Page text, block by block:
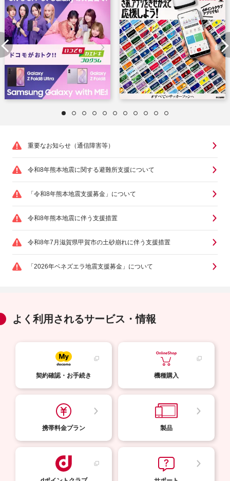
重要なお知らせ（通信障害等）
令和8年熊本地震に関する避難所支援について
「令和8年熊本地震支援募金」について
令和8年熊本地震に伴う支援措置
令和8年7月滋賀県甲賀市の土砂崩れに伴う支援措置
「2026年ベネズエラ地震支援募金」について
よく利用されるサービス・情報
契約確認・お手続き 機種購入
携帯料金プラン 製品